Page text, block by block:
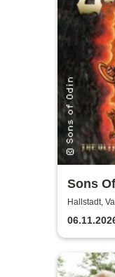
Sons
Tribute
Hallstadt,